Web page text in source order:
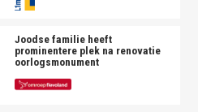
Joodse familie heeft
prominentere plek na renovatie
oorlogsmonument